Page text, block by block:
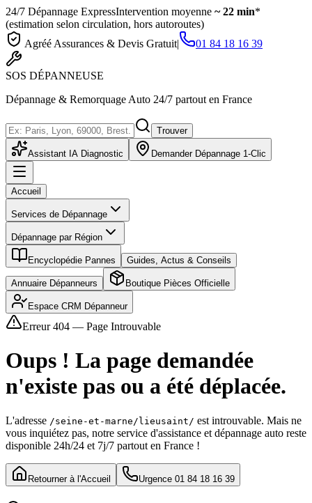
24/7 Dépannage ExpressIntervention moyenne ~ 22 min*
(estimation selon circulation, hors autoroutes)
Agréé Assurances & Devis Gratuit| 01 84 18 16 39
SOS DÉPANNEUSE
Dépannage & Remorquage Auto 24/7 partout en France
Trouver
Assistant IA Diagnostic Demander Dépannage 1-Clic
Accueil
Services de Dépannage
Dépannage par Région
Encyclopédie Pannes Guides, Actus & Conseils
Annuaire Dépanneurs Boutique Pièces Officielle
Espace CRM Dépanneur
Erreur 404 — Page Introuvable
Oups ! La page demandée
n'existe pas ou a été déplacée.
L'adresse /seine-et-marne/lieusaint/ est introuvable. Mais ne
vous inquiétez pas, notre service d'assistance et dépannage auto reste
disponible 24h/24 et 7j/7 partout en France !
Retourner à l'Accueil Urgence 01 84 18 16 39